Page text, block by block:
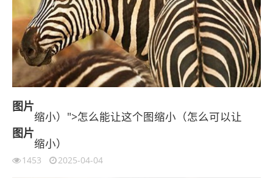
图片
缩小）">怎么能让这个图缩小（怎么可以让
图片
缩小）
1453 2025-04-04